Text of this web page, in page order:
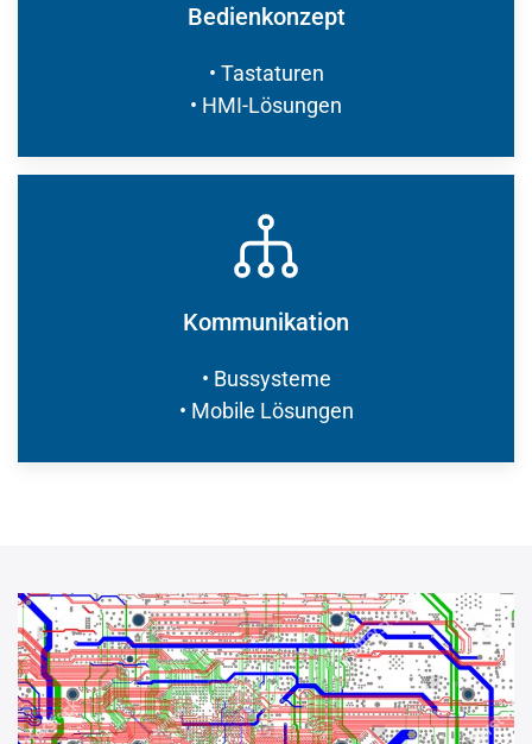
Bedienkonzept
• Tastaturen
• HMI-Lösungen
Kommunikation
• Bussysteme
• Mobile Lösungen